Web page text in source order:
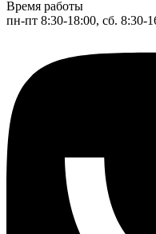
Время работы
пн-пт 8:30-18:00, сб. 8:30-